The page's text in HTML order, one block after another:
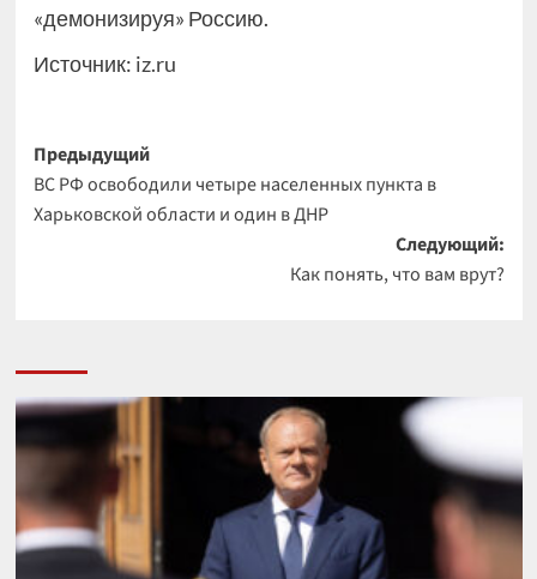
«демонизируя» Россию.
Источник: iz.ru
Навигация
записи
Предыдущий
ВС РФ освободили четыре населенных пункта в
Харьковской области и один в ДНР
Следующий:
Как понять, что вам врут?